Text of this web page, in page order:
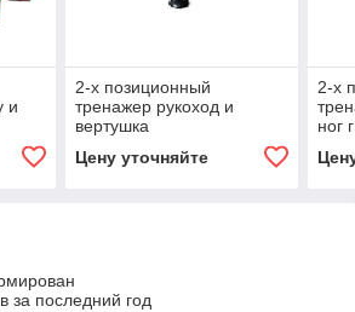
и
2-х позиционный
тренажер рукоход и
вертушка
Цену уточняйте
2-х
ног
за последний год